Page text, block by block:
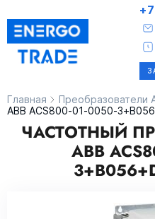
Главная Преобразователи
ABB ACS800-01-0050-
ЧАСТОТНЫЙ
ABB